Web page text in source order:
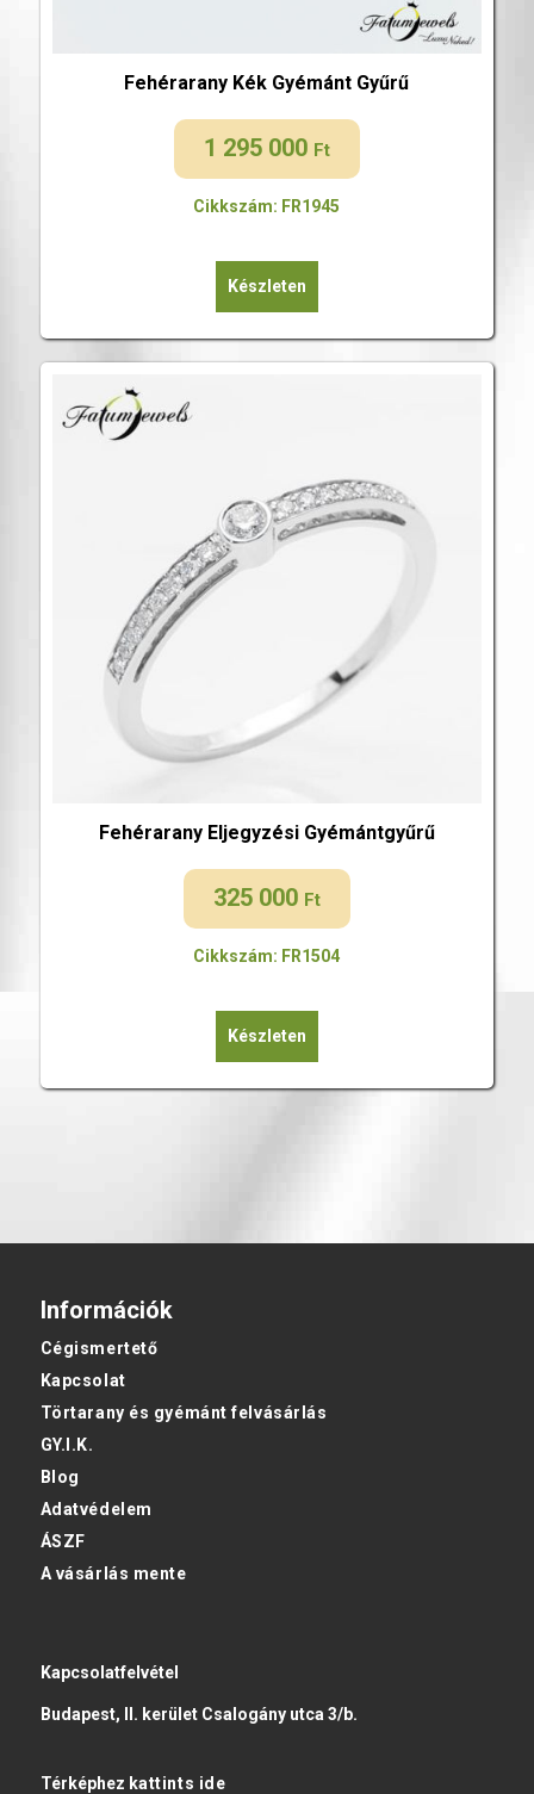
Fehérarany Kék Gyémánt Gyűrű
1 295 000 Ft
Cikkszám: FR1945
Készleten
Fehérarany Eljegyzési Gyémántgyűrű
325 000 Ft
Cikkszám: FR1504
Készleten
Információk
Cégismertető
Kapcsolat
Törtarany és gyémánt felvásárlás
GY.I.K.
Blog
Adatvédelem
ÁSZF
A vásárlás mente
Kapcsolatfelvétel
Budapest, II. kerület Csalogány utca 3/b.
Térképhez kattints ide